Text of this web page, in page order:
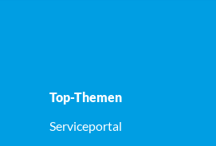
Top-Themen
Serviceportal